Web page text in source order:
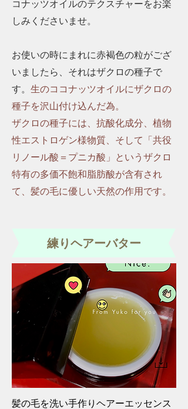
コナッツオイルのテクスチャーをお楽
しみくださいませ。
お使いの時にまれに赤褐色の粒がござ
いましたら、 それはザクロの種子で
す。 生のココナッツオイルにザクロの
種子を沢山付け込んだ為。
ザクロの種子には、 抗酸化成分、植物
性エストロゲン様物質、そして「共役
リノール酸＝プニカ酸」というザクロ
特有の多価不飽和脂肪酸が含有され
て、髪の毛に優しい天然の作用です。
​練りヘアーバター
髪の毛を洗い手作りヘアーエッセンス